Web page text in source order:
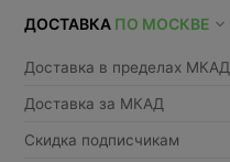
ДОСТАВКА ПО МОСКВЕ
Доставка в пределах МКАД
Доставка за МКАД
Скидка подписчикам